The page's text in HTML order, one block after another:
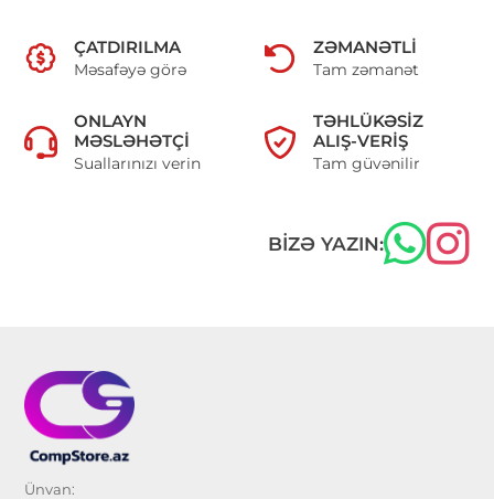
ÇATDIRILMA
Məsafəyə görə
ZƏMANƏTLI
Tam zəmanət
ONLAYN
MƏSLƏHƏTÇI
Suallarınızı verin
TƏHLÜKƏSIZ
ALIŞ-VERIŞ
Tam güvənilir
BIZƏ YAZIN:
Ünvan: